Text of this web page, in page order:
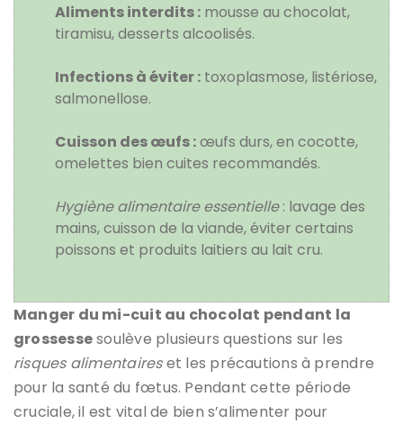
Aliments interdits : mousse au chocolat,
tiramisu, desserts alcoolisés.
Infections à éviter : toxoplasmose, listériose,
salmonellose.
Cuisson des œufs :œufs durs, en cocotte,
omelettes bien cuites recommandés.
Hygiène alimentaire essentielle: lavage des
mains, cuisson de la viande, éviter certains
poissons et produits laitiers au lait cru.
Manger du mi-cuit au chocolat pendant la
grossessesoulève plusieurs questions sur les
risques alimentaireset les précautions à prendre
pour la santé du fœtus. Pendant cette période
cruciale, il est vital de bien s’alimenter pour